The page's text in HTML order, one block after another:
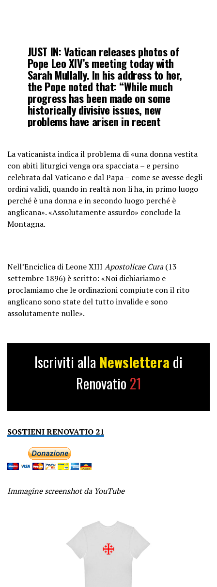
JUST IN: Vatican releases photos of
Pope Leo XIV’s meeting today with
Sarah Mullally. In his address to her,
the Pope noted that: “While much
progress has been made on some
historically divisive issues, new
problems have arisen in recent
— Diane Montagna
(@dianemontagna)April 27, 2026
La vaticanista indica il problema di «una donna vestita
con abiti liturgici venga ora spacciata – e persino
celebrata dal Vaticano e dal Papa – come se avesse degli
ordini validi, quando in realtà non li ha, in primo luogo
perché è una donna e in secondo luogo perché è
anglicana». «Assolutamente assurdo» conclude la
Montagna.
Nell’Enciclica di Leone XIII Apostolicae Cura(13
settembre 1896) è scritto: «Noi dichiariamo e
proclamiamo che le ordinazioni compiute con il rito
anglicano sono state del tutto invalide e sono
assolutamente nulle».
Iscriviti alla Newslettera di
Renovatio 21
SOSTIENI RENOVATIO 21
Immagine screenshot da YouTube